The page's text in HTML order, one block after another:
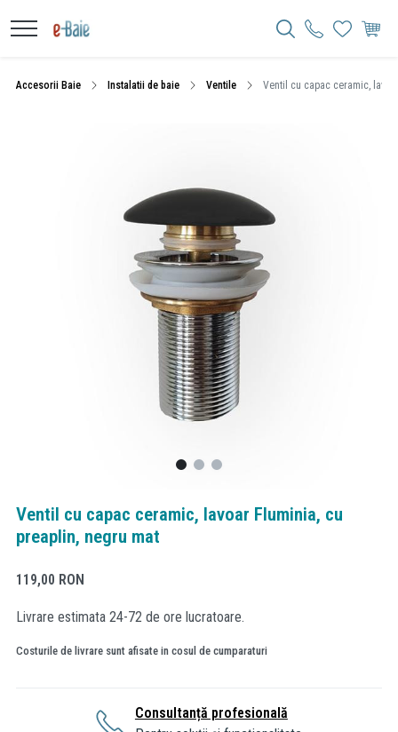
Accesorii Baie Instalatii de baie Ventile Ventil cu capac ceramic,
Ventil cu capac ceramic, lavoar Fluminia, cu
preaplin, negru mat
119,00 RON
Livrare estimata 24-72 de ore lucratoare.
Costurile de livrare sunt afisate in cosul de cumparaturi
Consultanță profesională